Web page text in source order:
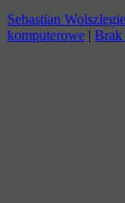
Sebastian
komputerowe | Brak